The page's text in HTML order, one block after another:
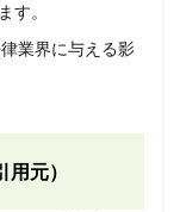
す。
業界に与える影
元）